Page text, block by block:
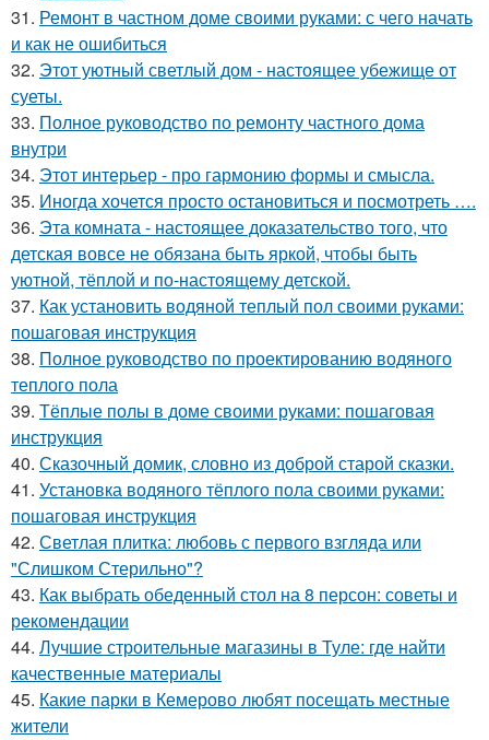
31. Ремонт в частном доме своими руками: с чего начать
и как не ошибиться
32. Этот уютный светлый дом - настоящее убежище от
суеты.
33. Полное руководство по ремонту частного дома
внутри
34. Этот интерьер - про гармонию формы и смысла.
35. Иногда хочется просто остановиться и посмотреть ….
36. Эта комната - настоящее доказательство того, что
детская вовсе не обязана быть яркой, чтобы быть
уютной, тёплой и по-настоящему детской.
37. Как установить водяной теплый пол своими руками:
пошаговая инструкция
38. Полное руководство по проектированию водяного
теплого пола
39. Тёплые полы в доме своими руками: пошаговая
инструкция
40. Сказочный домик, словно из доброй старой сказки.
41. Установка водяного тёплого пола своими руками:
пошаговая инструкция
42. Светлая плитка: любовь с первого взгляда или
"Слишком Стерильно"?
43. Как выбрать обеденный стол на 8 персон: советы и
рекомендации
44. Лучшие строительные магазины в Туле: где найти
качественные материалы
45. Какие парки в Кемерово любят посещать местные
жители